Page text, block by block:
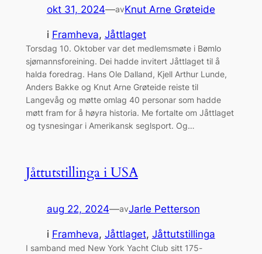
okt 31, 2024—avKnut Arne Grøteide
i Framheva, Jåttlaget
Torsdag 10. Oktober var det medlemsmøte i Bømlo
sjømannsforeining. Dei hadde invitert Jåttlaget til å
halda foredrag. Hans Ole Dalland, Kjell Arthur Lunde,
Anders Bakke og Knut Arne Grøteide reiste til
Langevåg og møtte omlag 40 personar som hadde
møtt fram for å høyra historia. Me fortalte om Jåttlaget
og tysnesingar i Amerikansk seglsport. Og…
Jåttutstillinga i USA
aug 22, 2024—avJarle Petterson
i Framheva, Jåttlaget, Jåttutstillinga
I samband med New York Yacht Club sitt 175-